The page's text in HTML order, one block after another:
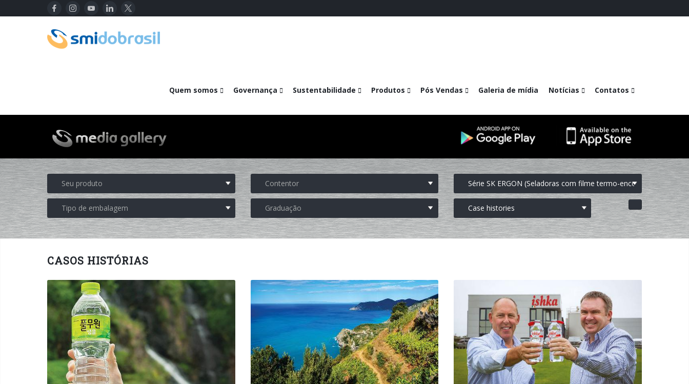
Quem somos Governança Sustentabilidade Produtos Pós Vendas Galeria de mídia Notícias Contatos
CASOS HISTÓRIAS